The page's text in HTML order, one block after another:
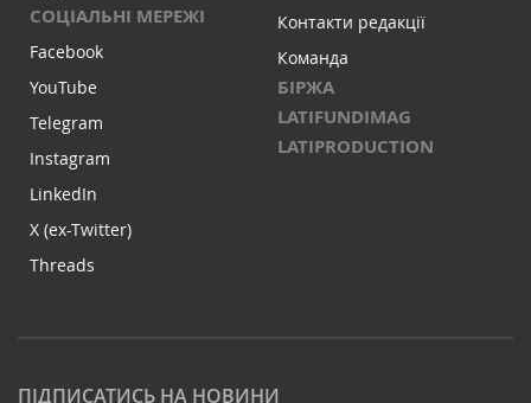
СОЦІАЛЬНІ МЕРЕЖІ
Facebook
YouTube
Telegram
Instagram
LinkedIn
X (ex-Twitter)
Threads
Контакти редакції
Команда
БІРЖА
LATIFUNDIMAG
LATIPRODUCTION
ПІДПИСАТИСЬ НА НОВИНИ